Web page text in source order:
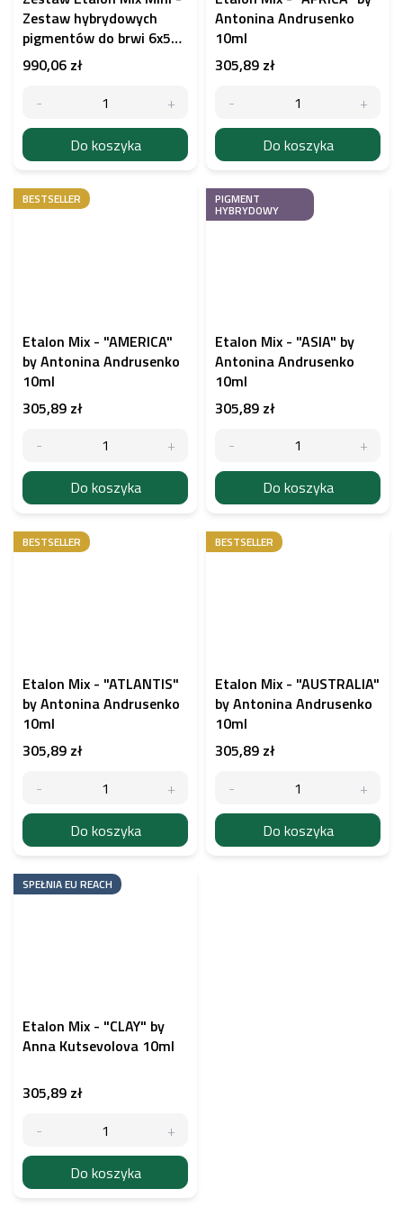
Zestaw hybrydowych
pigmentów do brwi 6x5
ml
990,06 zł
Do koszyka
Antonina Andrusenko
10ml
305,89 zł
Do koszyka
BESTSELLER
Etalon Mix - "AMERICA"
by Antonina Andrusenko
10ml
305,89 zł
Do koszyka
PIGMENT
HYBRYDOWY
Etalon Mix - "ASIA" by
Antonina Andrusenko
10ml
305,89 zł
Do koszyka
BESTSELLER
Etalon Mix - "ATLANTIS"
by Antonina Andrusenko
10ml
305,89 zł
Do koszyka
BESTSELLER
Etalon Mix - "AUSTRALIA"
by Antonina Andrusenko
10ml
305,89 zł
Do koszyka
SPEŁNIA EU REACH
Etalon Mix - "CLAY" by
Anna Kutsevolova 10ml
305,89 zł
Do koszyka